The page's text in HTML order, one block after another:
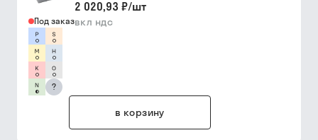
Под заказ
?
2 020,93 ₽/шт
вкл ндс
в корзину